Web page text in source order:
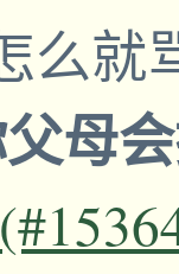
么就
母